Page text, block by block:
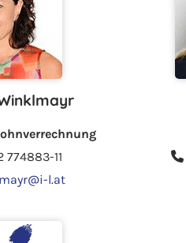
774883-11
l.at
